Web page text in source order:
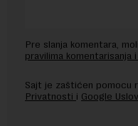
Pre slanja komentara,
pravilima komentarisanja
Sajt je zaštićen pomocu
Privatnosti i Google